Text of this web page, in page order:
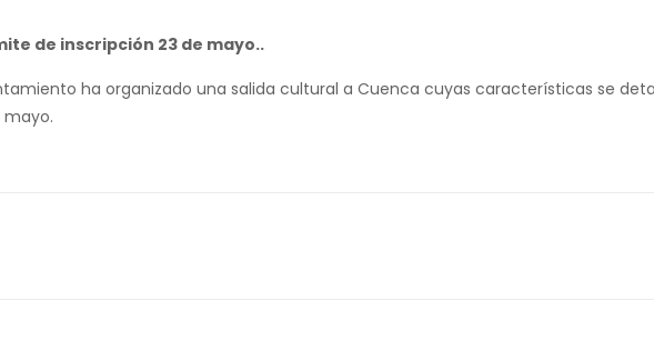
de inscripción 23 de mayo..
ha organizado una salida cultural a Cuenca cuyas características se
mayo.